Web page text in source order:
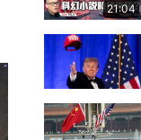
21:04